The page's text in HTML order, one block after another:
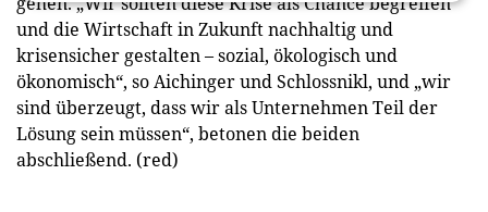
und die Wirtschaft in Zukunft nachhaltig und
krisensicher gestalten – sozial, ökologisch und
ökonomisch“, so Aichinger und Schlossnikl, und „wir
sind überzeugt, dass wir als Unternehmen Teil der
Lösung sein müssen“, betonen die beiden
abschließend. (red)